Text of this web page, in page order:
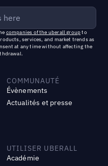
companies of the uberall groupto
services, and market trends as
at any time without affecting the
COMMUNAUTÉ
Évènements
Actualités et presse
UTILISER UBERALL
Académie